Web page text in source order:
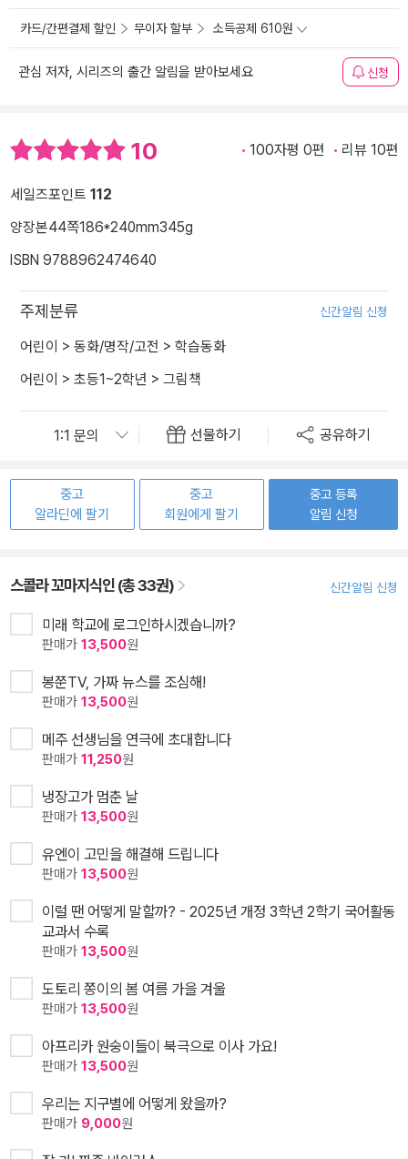
카드/간편결제 할인 무이자 할부 소득공제 610원
관심 저자, 시리즈의 출간 알림을 받아보세요 신청
10 100자평 0편 리뷰 10편
세일즈포인트 112
양장본44쪽186*240mm345g
ISBN 9788962474640
주제분류 신간알림 신청
어린이 > 동화/명작/고전 > 학습동화
어린이 > 초등1~2학년 > 그림책
선물하기 공유하기
중고
알라딘에 팔기
중고
회원에게 팔기
중고 등록
알림 신청
스콜라 꼬마지식인 (총 33권) 신간알림 신청
미래 학교에 로그인하시겠습니까?
판매가 13,500원
봉쭌TV, 가짜 뉴스를 조심해!
판매가 13,500원
메주 선생님을 연극에 초대합니다
판매가 11,250원
냉장고가 멈춘 날
판매가 13,500원
유엔이 고민을 해결해 드립니다
판매가 13,500원
이럴 땐 어떻게 말할까? - 2025년 개정 3학년 2학기 국어활동
교과서 수록
판매가 13,500원
도토리 쫑이의 봄 여름 가을 겨울
판매가 13,500원
아프리카 원숭이들이 북극으로 이사 가요!
판매가 13,500원
우리는 지구별에 어떻게 왔을까?
판매가 9,000원